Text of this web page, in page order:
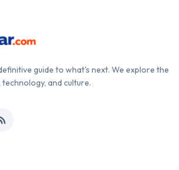
guide to what's next. We explore the
and culture.